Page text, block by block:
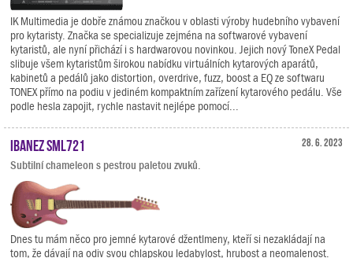
IK Multimedia je dobře známou značkou v oblasti výroby hudebního vybavení
pro kytaristy. Značka se specializuje zejména na softwarové vybavení
kytaristů, ale nyní přichází i s hardwarovou novinkou. Jejich nový ToneX Pedal
slibuje všem kytaristům širokou nabídku virtuálních kytarových aparátů,
kabinetů a pedálů jako distortion, overdrive, fuzz, boost a EQ ze softwaru
TONEX přímo na podiu v jediném kompaktním zařízení kytarového pedálu. Vše
podle hesla zapojit, rychle nastavit nejlépe pomocí...
28. 6. 2023
Ibanez SML721
Subtilní chameleon s pestrou paletou zvuků.
Dnes tu mám něco pro jemné kytarové džentlmeny, kteří si nezakládají na
tom, že dávají na odiv svou chlapskou ledabylost, hrubost a neomalenost.